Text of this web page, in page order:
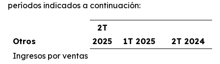
períodos indicados a continuación:
Otros
2T
2025
1T 2025
2T 2024
Ingresos por ventas